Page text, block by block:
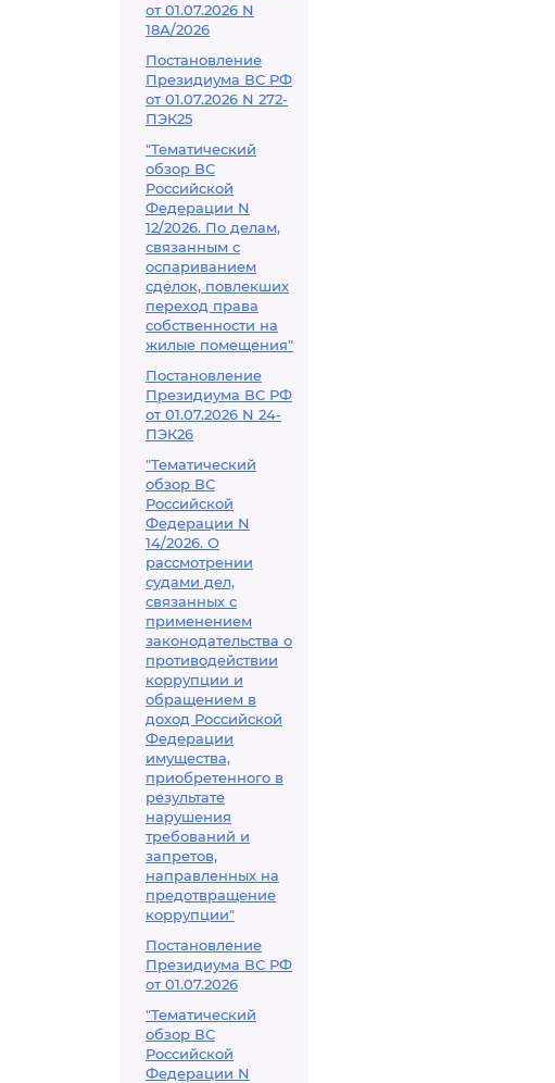
от 01.07.2026 N
18А/2026
Постановление
Президиума ВС РФ
от 01.07.2026 N 272-
ПЭК25
"Тематический
обзор ВС
Российской
Федерации N
12/2026. По делам,
связанным с
оспариванием
сделок, повлекших
переход права
собственности на
жилые помещения"
Постановление
Президиума ВС РФ
от 01.07.2026 N 24-
ПЭК26
"Тематический
обзор ВС
Российской
Федерации N
14/2026. О
рассмотрении
судами дел,
связанных с
применением
законодательства о
противодействии
коррупции и
обращением в
доход Российской
Федерации
имущества,
приобретенного в
результате
нарушения
требований и
запретов,
направленных на
предотвращение
коррупции"
Постановление
Президиума ВС РФ
от 01.07.2026
"Тематический
обзор ВС
Российской
Федерации N